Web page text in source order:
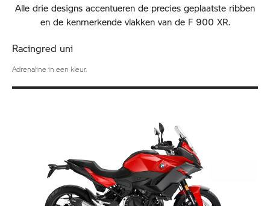
Alle drie designs accentueren de precies geplaatste ribben
en de kenmerkende vlakken van de F 900 XR.
Racingred uni
Adrenaline in een kleur.